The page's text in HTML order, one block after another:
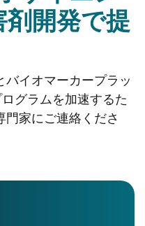
開発で提
イオマーカープラッ
グラムを加速するた
家にご連絡くださ